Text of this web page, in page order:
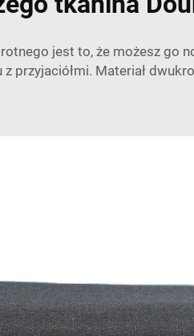
jest to, że możesz go
przyjaciółmi. Materiał